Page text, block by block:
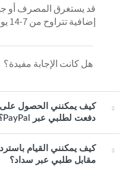
قد يستغرق المصرف أو
إضافية تتراوح من 7-14 يوم عمل لمعالجة المعاملة.
هل كانت الإجابة مفيدة؟
كيف يمكنني الحصول على
دفعت لطلبي عبر PayPal؟
كيف يمكنني القيام
مقابل طلبي عبر سداد؟